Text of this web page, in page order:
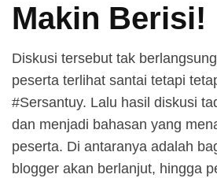
Makin Berisi!
Diskusi tersebut tak
peserta terlihat santai tetapi
#Sersantuy. Lalu hasil diskusi
dan menjadi bahasan yang
peserta. Di antaranya adalah
blogger akan berlanjut, hingga